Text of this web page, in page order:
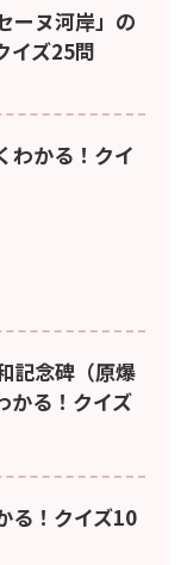
ーヌ河岸」の
イズ25問
わかる！クイ
記念碑（原爆
かる！クイズ
る！クイズ10